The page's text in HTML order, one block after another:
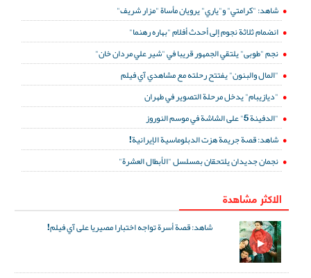
شاهد: "كرامتي" و"ياري" يرويان مأساة "مزار شريف"
انضمام ثلاثة نجوم إلى أحدث أفلام "بهاره رهنما"
نجم "طوبى" يلتقي الجمهور قريبا في "شير علي مردان خان"
"المال والبنون" يفتتح رحلته مع مشاهدي آي فيلم
"ديازيبام" يدخل مرحلة التصوير في طهران
"الدفينة 5" على الشاشة في موسم النوروز
شاهد: قصة جريمة هزت الدبلوماسية الإيرانية!
نجمان جديدان يلتحقان بمسلسل "الأبطال العشرة"
الاكثر مشاهدة
شاهد: قصة أسرة تواجه اختبارا مصيريا على آي فيلم!